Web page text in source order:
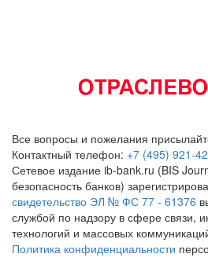
Все вопросы и пожелания
Контактный телефон: +7 (495) 921-
Сетевое издание ib-bank.ru (BIS
безопасность банков)
свидетельство ЭЛ № ФС 77 - 61376
службой по надзору в сфере связи,
технологий и массовых
Политика конфиденциальности